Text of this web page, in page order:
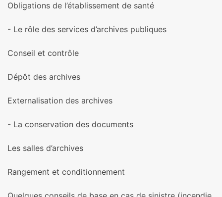
Obligations de l’établissement de santé
- Le rôle des ser­vi­ces d’archi­ves publi­ques
Conseil et contrôle
Dépôt des archi­ves
Externalisation des archi­ves
- La conser­va­tion des docu­ments
Les salles d’archi­ves
Rangement et condi­tion­ne­ment